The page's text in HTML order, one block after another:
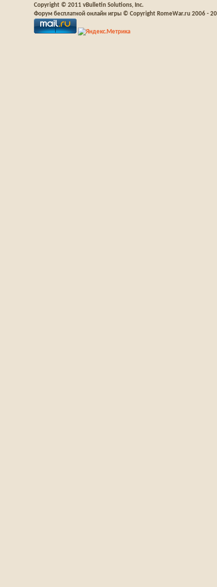
Copyright © 2011 vBulletin Solutions, Inc.
Форум бесплатной онлайн игры © Copyright RomeWar.ru 2006 -